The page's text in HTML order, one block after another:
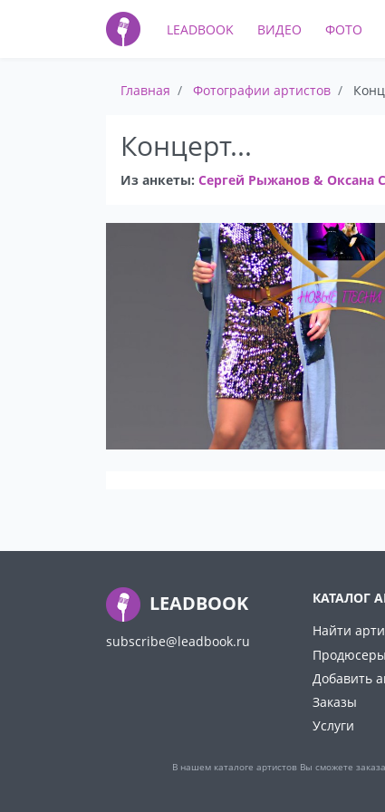
LEADBOOK ВИДЕО ФОТО
Главная Фотографии артистов
Концерт...
Из анкеты: Сергей Рыжанов & Оксана
LEADBOOK
subscribe@leadbook.ru
КАТАЛОГ
Найти
Продюсеры
Добавить
Заказы
Услуги
В нашем каталоге артистов Вы сможете